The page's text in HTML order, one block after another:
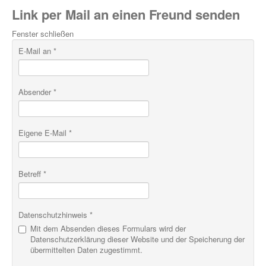
Link per Mail an einen Freund senden
Fenster schließen
E-Mail an *
Absender *
Eigene E-Mail *
Betreff *
Datenschutzhinweis *
Mit dem Absenden dieses Formulars wird der
Datenschutzerklärung dieser Website und der Speicherung der
übermittelten Daten zugestimmt.